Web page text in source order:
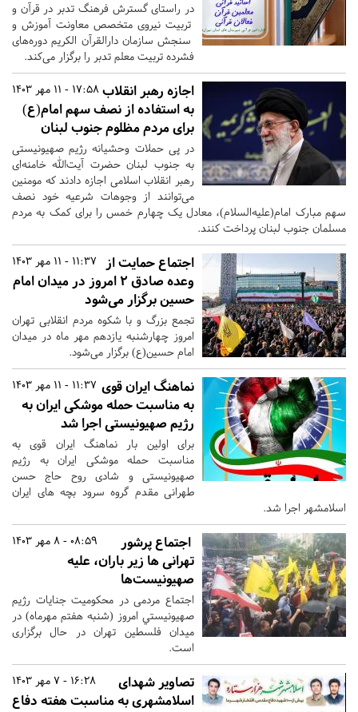
در راستای گسترش فرهنگ تدبر در قرآن و
تربیت نیروی متخصص معاونت آموزش و
سنجش سازمان دارالقرآن الکریم دوره‌های
فشرده تربیت معلم تدبر را برگزار می‌کند.
17:58 - 11 مهر 1403 اجازه رهبر انقلاب
به استفاده از نصف سهم امام(ع)
برای مردم مظلوم جنوب لبنان
در پی حملات وحشیانه رژیم صهیونیستی
به جنوب لبنان حضرت آیت‌الله خامنه‌ای
رهبر انقلاب اسلامی اجازه دادند که مومنین
می‌توانند از وجوهات شرعیه خود نصف
سهم مبارک امام(علیه‌السلام)، معادل یک چهارم خمس را برای کمک به مردم
مسلمان جنوب لبنان پرداخت کنند.
11:37 - 11 مهر 1403
​​​​​​​اجتماع حمایت از
وعده صادق 2 امروز در میدان امام
حسین برگزار می‌شود
تجمع بزرگ و با شکوه مردم انقلابی تهران
امروز چهارشنبه یازدهم مهر ماه در میدان
امام حسین(ع) برگزار می‌شود.
11:37 - 11 مهر 1403 نماهنگ ایران قوی
به مناسبت حمله موشکی ایران به
رژیم صهیونیستی اجرا شد
برای اولین بار نماهنگ ایران قوی به
مناسبت حمله موشکی ایران به رژیم
صهیونیستی و شادی روح حاج حسن
طهرانی مقدم گروه سرود بچه های ایران
اسلامشهر اجرا شد.
08:59 - 8 مهر 1403
اجتماع پرشور
تهرانی ها زیر باران، علیه
صهیونیست‌ها
اجتماع مردمی در محکومیت جنایات رژیم
صهيونيستي امروز (شنبه هفتم مهرماه) در
میدان فلسطین تهران در حال برگزاری
است.
16:28 - 7 مهر 1403
تصاویر شهدای
اسلامشهری به مناسبت هفته دفاع